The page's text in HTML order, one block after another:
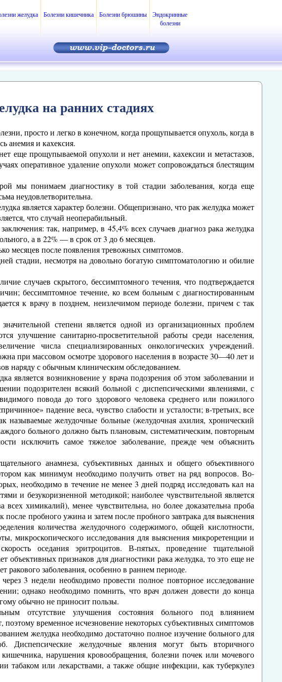
Эндокринные
болезни
Болезни брюшины
Болезни кишечника
желудка
на ранних стадиях
просто и легко в конечном, когда прощупывается опухоль, когда в
анемия и кахексия.
еще прощупываемой опухоли и нет анемии, кахексии и метастазов,
оперативное удаление опухоли может сопровождаться блестящим
мы понимаем диагностику в той стадии заболевания, когда еще
неудовлетворительна.
является характер болезни. Общепризнано, что рак желудка может
что случай неоперабильный.
так, например, в 45,4% всех случаев диагноз рака желудка
а в 22% — в срок от 3 до 6 месяцев.
месяцев после появления тревожных симптомов.
стадии, несмотря на довольно богатую симптоматологию и обилие
случаев скрытого, бессимптомного течения, что подтверждается
бессимптомное течение, ко всем больным с диагностированным
к врачу в позднем, неизлечимом периоде болезни, причем с так
степени является одной из организационных проблем
улучшение санитарно-просветительной работы среди населения,
числа специализированных онкологических учреждений.
при массовом осмотре здорового населения в возрасте 30—40 лет и
наряду с обычным клиническим обследованием.
является возникновение у врача подозрения об этом заболевании и
подозрителен всякий больной с диспепсическими явлениями, с
повода до того здорового человека среднего или пожилого
падение веса, чувство слабости и усталости; в-третьих, все
называемые желудочные больные (желудочная ахилия, хронический
больного должно быть плановым, систематическим, повторным
исключить самое тяжелое заболевание, прежде чем объяснить
анамнеза, субъективных данных и общего объективного
как минимум необходимо получить ответ на ряд вопросов. Во-
необходимо в течение не менее 3 дней подряд исследовать кал на
и безукоризненной методикой; наиболее чувствительной является
всех химикалий), менее чувствительна, но более доказательна проба
пробного ужина и затем после пробного завтрака для выяснения
количества желудочного содержимого, общей кислотности,
микроскопического исследования для выяснения микроретенции и
оседания эритроцитов. В-пятых, проведение тщательной
объективных признаков для диагностики рака желудка, то это еще не
ракового заболевания, особенно в раннем периоде.
3 недели необходимо провести полное повторное исследование
однако необходимо помнить, что врач должен довести до конца
обычно не приносит пользы.
отсутствие улучшения состояния больного под влиянием
поэтому временное исчезновение некоторых субъективных симптомов
желудка необходимо достаточно полное изучение больного для
Диспепсические желудочные явления могут быть вторичного
нарушения кровообращения, болезни почек или мочевого
табаком или лекарствами, а также общие инфекции, как туберкулез